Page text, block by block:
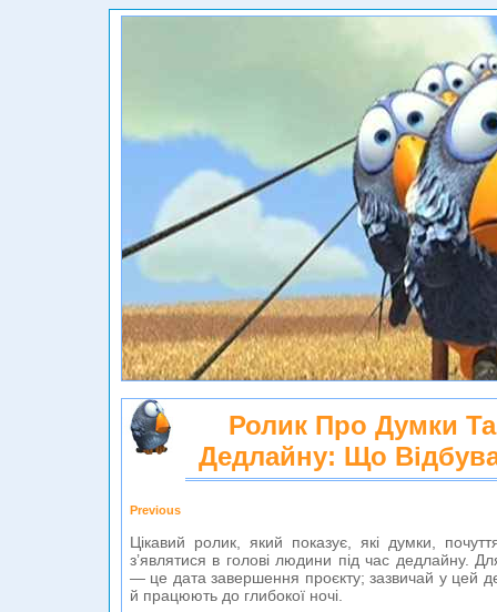
Ролик Про Думки Та
Дедлайну: Що
Previous
Цікавий ролик, який показує, які думки,
з’являтися в голові людини під час дедлайну.
— це дата завершення проєкту; зазвичай у цей
й працюють до глибокої ночі.